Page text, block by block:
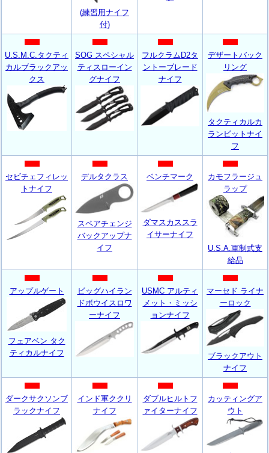
(練習用ナイフ
付)
U.S.M.C.タクティ
カルブラックアッ
クス
SOG スペシャル
ティスローイン
グナイフ
フルクラムD2タ
ントーブレード
ナイフ
デザートバック
リング
タクティカルカ
ランビットナイ
フ
セビチェフィレッ
トナイフ
デルタクラス
スペアチェンジ
バックアップナ
イフ
ベンチマーク
ダマスカススラ
イサーナイフ
カモフラージュ
ラップ
U.S.A.軍制式支
給品
アップルゲート
フェアベン タク
ティカルナイフ
ビッグハイラン
ドボウイスロワ
ーナイフ
USMC アルティ
メット・ミッシ
ョンナイフ
マーセド ライナ
ーロック
ブラックアウト
ナイフ
ダークサクソンブ
ラックナイフ
インド軍ククリ
ナイフ
ダブルヒルトフ
ァイターナイフ
カッティングア
ウト